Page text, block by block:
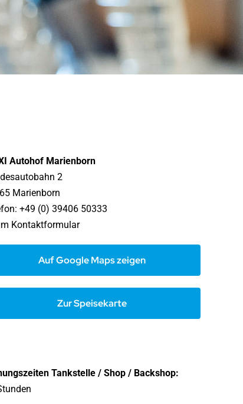
Autohof Marienborn
2
Marienborn
+49 (0) 39406 50333
Kontaktformular
Auf Google Maps zeigen
Zur Speisekarte
Tankstelle / Shop / Backshop: